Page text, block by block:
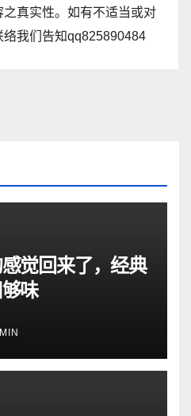
真实性。如有不适当或对
我们告知qq825890484
觉回来了，经典
味